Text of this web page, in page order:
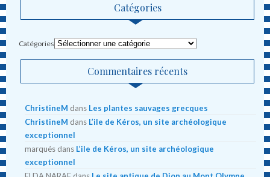
Catégories
Catégories
Commentaires récents
ChristineM dans Les plantes sauvages grecques
ChristineM dans L’ile de Kéros, un site archéologique
exceptionnel
marqués dans L’ile de Kéros, un site archéologique
exceptionnel